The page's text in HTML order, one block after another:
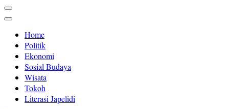
Home
Politik
Ekonomi
Sosial Budaya
Wisata
Tokoh
Literasi Japelidi